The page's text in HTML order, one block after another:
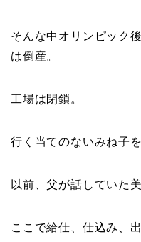
そんな中オリンピック
は倒産。
工場は閉鎖。
行く当てのないみね子
以前、父が話していた
ここで給仕、仕込み、